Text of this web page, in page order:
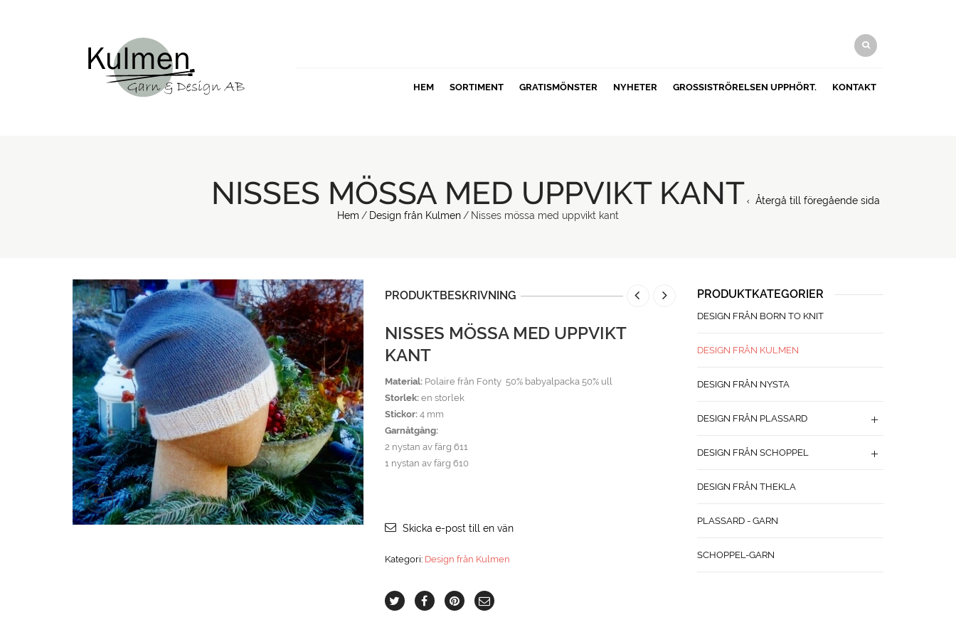
HEM SORTIMENT GRATISMÖNSTER NYHETER GROSSISTRÖRELSEN UPPHÖRT. KONTAKT
NISSES MÖSSA MED UPPVIKT KANT
Hem / Design från Kulmen / Nisses mössa med uppvikt kant
Återgå till föregående sida
PRODUKTBESKRIVNING
NISSES MÖSSA MED UPPVIKT
KANT
Material:Polaire från Fonty 50% babyalpacka 50% ull
Storlek:en storlek
Stickor:4 mm
Garnåtgång:
2 nystan av färg 611
1 nystan av färg 610
Skicka e-post till en vän
Kategori: Design från Kulmen
PRODUKTKATEGORIER
DESIGN FRÅN BORN TO KNIT
DESIGN FRÅN KULMEN
DESIGN FRÅN NYSTA
DESIGN FRÅN PLASSARD
DESIGN FRÅN SCHOPPEL
DESIGN FRÅN THEKLA
PLASSARD - GARN
SCHOPPEL-GARN